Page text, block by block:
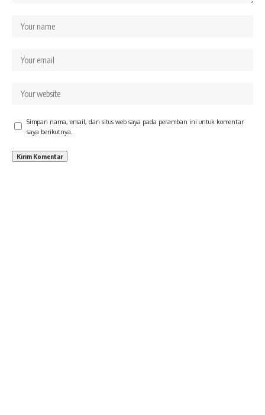
Simpan nama, email, dan situs web saya pada peramban ini untuk komentar
saya berikutnya.